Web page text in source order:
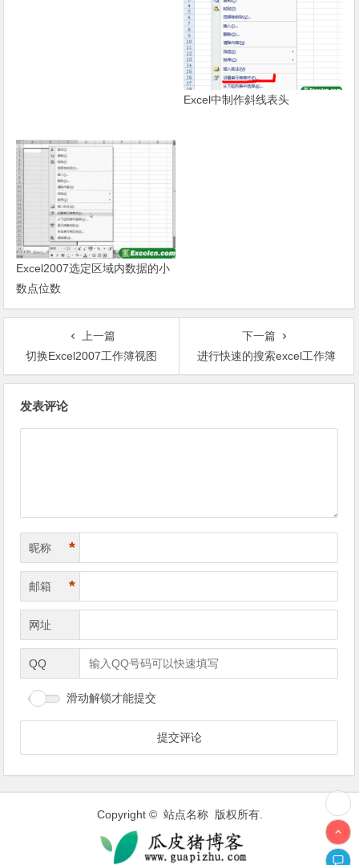
Excel中制作斜线表头
Excel2007选定区域内数据的小
数点位数
上一篇
切换Excel2007工作簿视图
下一篇
进行快速的搜索excel工作簿
发表评论
昵称 *
邮箱 *
网址
QQ
滑动解锁才能提交
Copyright © 站点名称 版权所有.